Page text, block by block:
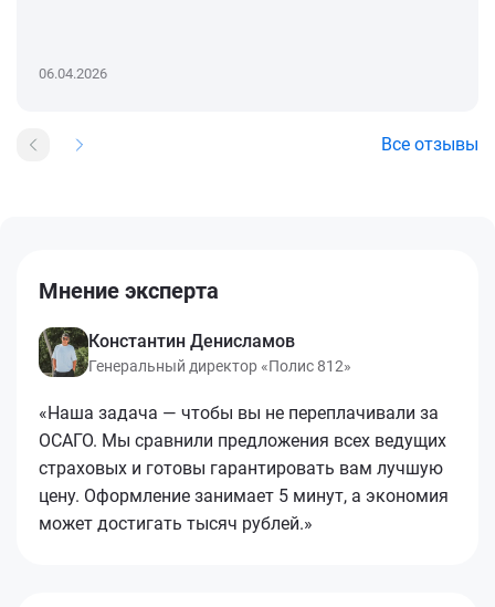
06.04.2026
Все отзывы
Мнение эксперта
Константин Денисламов
Генеральный директор «Полис 812»
«Наша задача — чтобы вы не переплачивали за
ОСАГО. Мы сравнили предложения всех ведущих
страховых и готовы гарантировать вам лучшую
цену. Оформление занимает 5 минут, а экономия
может достигать тысяч рублей.»